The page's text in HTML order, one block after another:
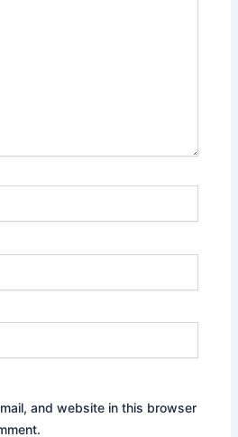
and website in this browser